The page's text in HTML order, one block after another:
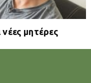
μητέρες